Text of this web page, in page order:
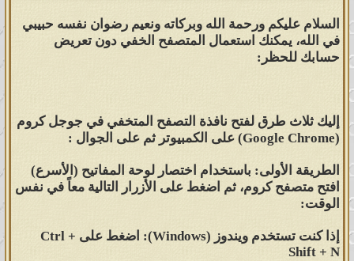
السلام عليكم ورحمة الله وبركاته ونعيم رضوان نفسه حبيبي
في الله، يمكنك استعمال المتصفح الخفي دون تعريض
حسابك للحظر:
إليك ثلاث طرق لفتح نافذة التصفح المتخفي في جوجل كروم
(Google Chrome) على الكمبيوتر ثم على الجوال :
الطريقة الأولى: باستخدام اختصار لوحة المفاتيح (الأسرع)
افتح متصفح كروم، ثم اضغط على الأزرار التالية معاً في نفس
الوقت:
إذا كنت تستخدم ويندوز (Windows): اضغط على Ctrl +
Shift + N